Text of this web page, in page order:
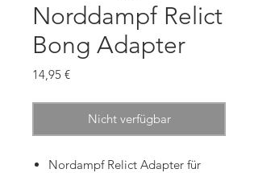
Norddampf Relict
Bong Adapter
14,95 €Preis
Nicht verfügbar
Nordampf Relict Adapter für